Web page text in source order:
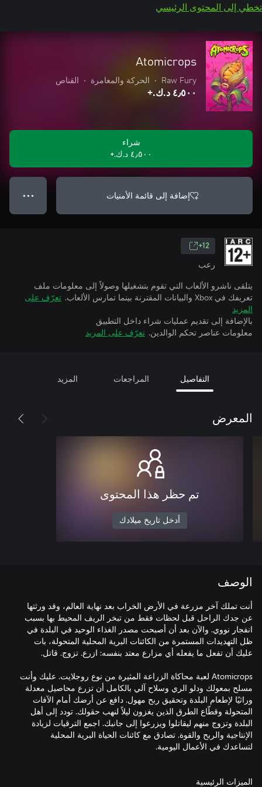
تخطي إلى المحتوى الرئيسي
Atomicrops
Raw Fury
• الحركة والمغامرة • القناص
٤٫٥٠٠ د.ك.‏+
شراء
٤٫٥٠٠ د.ك.‏+
إضافة إلى قائمة الأمنيات ● ● ●
12+
رعب
يتلقى ناشرو الألعاب التي تقوم بتشغيلها وصولاً إلى معلومات ملف
تعريفك في Xbox والبيانات المقترنة بينما تمارس الألعاب.
تعرّف على
المزيد
بالإضافة إلى تقديم عمليات شراء داخل التطبيق
معلومات عناصر تحكم الوالدين. تعرّف على المزيد
التفاصيل المراجعات المزيد
المعرض
تم حظر هذا المحتوى
أدخل تاريخ ميلادك
الوصف
أنت تملك آخر مزرعة في الأرض الخراب بعد نهاية العالم، وقد ورثتها
عن جدك الراحل قبل لحظات فقط من تبخر الريف المحيط بها بسبب
انفجار نووي. والآن بعد أن أصبحت مصدر الغذاء الوحيد في البلدة في
ظل التهديدات المستمرة من الكائنات البرية المحلية المتحولة، بات
Atomicrops لعبة محاكاة الزراعة المثيرة من نوع روجلايت. عليك وأنت
مسلح بمعولك ودلو الري وسلاح آلي بالكامل أن تزرع محاصيل معدلة
وراثيًا لإطعام البلدة وتحقيق ربح مهول. دافع عن أرضك أمام الآفات
المتحولة وقطّاع الطرق الذين يغزون ليلاً لنهب حقولك. تودد إلى أهل
البلدة وتزوج منهم ليقاتلوا ويزرعوا إلى جانبك. اجمع الترقيات لزيادة
الإنتاجية والربح والقوة. تصادق مع كائنات الحياة البرية المحلية